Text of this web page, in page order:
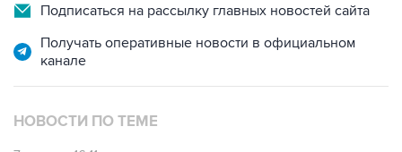
Подписаться на рассылку главных новостей сайта
Получать оперативные новости в официальном
канале
НОВОСТИ ПО ТЕМЕ